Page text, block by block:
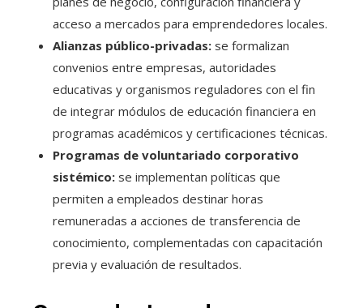
acceso a mercados para emprendedores locales.
Alianzas público-privadas: se formalizan
convenios entre empresas, autoridades
educativas y organismos reguladores con el fin
de integrar módulos de educación financiera en
programas académicos y certificaciones técnicas.
Programas de voluntariado corporativo
sistémico: se implementan políticas que
permiten a empleados destinar horas
remuneradas a acciones de transferencia de
conocimiento, complementadas con capacitación
previa y evaluación de resultados.